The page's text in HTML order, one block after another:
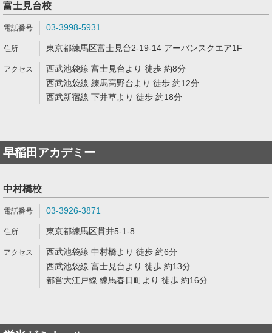
富士見台校
03-3998-5931
東京都練馬区富士見台2-19-14 アーバンスクエア1F
西武池袋線 富士見台より 徒歩 約8分
西武池袋線 練馬高野台より 徒歩 約12分
西武新宿線 下井草より 徒歩 約18分
早稲田アカデミー
中村橋校
03-3926-3871
東京都練馬区貫井5-1-8
西武池袋線 中村橋より 徒歩 約6分
西武池袋線 富士見台より 徒歩 約13分
都営大江戸線 練馬春日町より 徒歩 約16分